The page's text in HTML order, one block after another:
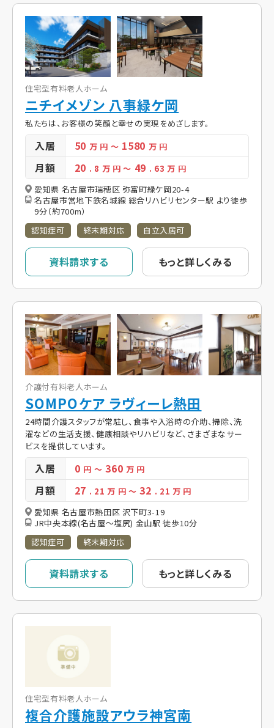
住宅型有料老人ホーム
ニチイメゾン 八事緑ケ岡
私たちは、お客様の笑顔と幸せの実現をめざします。
入居 50万 円 ～ 1580万 円
月額 20 . 8 万 円～ 49 . 63万 円
愛知県 名古屋市瑞穂区 弥富町緑ケ岡20-4
名古屋市営地下鉄名城線 総合リハビリセンター駅 より徒歩
9分（約700m）
認知症可
終末期対応 自立入居可
資料請求する もっと詳しくみる
介護付有料老人ホーム
SOMPOケア ラヴィーレ熱田
24時間介護スタッフが常駐し、食事や入浴時の介助、掃除、洗
濯などの生活支援、健康相談やリハビリなど、さまざまなサー
ビスを提供しています。
入居 0 円 ～ 360万 円
月額 27 . 21万 円 ～ 32 . 21 万 円
愛知県 名古屋市熱田区 沢下町3-19
JR中央本線(名古屋～塩尻) 金山駅 徒歩10分
認知症可
終末期対応
資料請求する もっと詳しくみる
住宅型有料老人ホーム
複合介護施設アウラ神宮南